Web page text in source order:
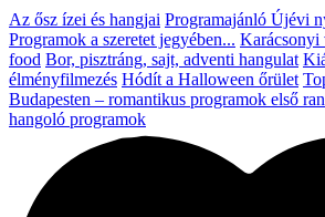
Az ősz ízei és hangjai Programajánló Újévi
Programok a szeretet jegyében... Karácsonyi
food Bor, pisztráng, sajt, adventi hangulat
élményfilmezés Hódít a Halloween őrület
Budapesten – romantikus programok első
hangoló programok